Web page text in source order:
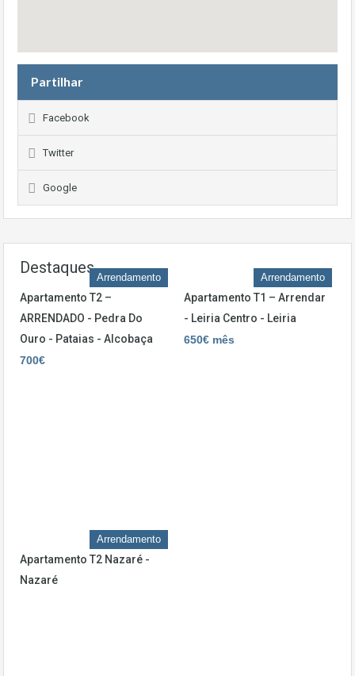
Partilhar
Facebook
Twitter
Google
Destaques
Arrendamento
Apartamento T2 –
ARRENDADO - Pedra Do
Ouro - Pataias - Alcobaça
700€
Arrendamento
Apartamento T1 – Arrendar
- Leiria Centro - Leiria
650€ mês
Arrendamento
Apartamento T2 Nazaré -
Nazaré